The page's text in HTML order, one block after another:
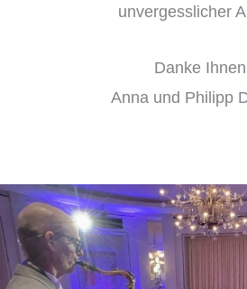
unvergesslicher
Danke
Anna und Philipp